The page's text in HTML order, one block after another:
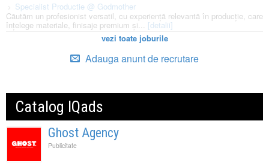
Specialist Productie @ Godmother
Căutăm un profesionist versatil, cu experiență relevantă în producție, care
înțelege materiale, finisaje premium și... [detalii]
vezi toate joburile
Adauga anunt de recrutare
Catalog IQads
Ghost Agency
Publicitate